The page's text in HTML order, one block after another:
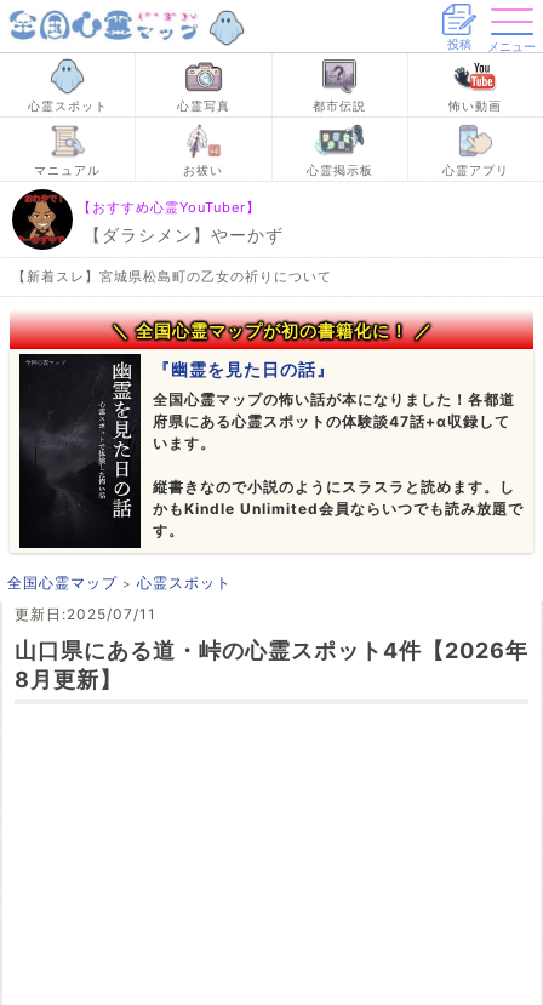
投稿 メニュー
心霊スポット 心霊写真 都市伝説 怖い動画
マニュアル お祓い 心霊掲示板 心霊アプリ
【おすすめ心霊YouTuber】
【ダラシメン】やーかず
【新着スレ】宮城県松島町の乙女の祈りについて
＼ 全国心霊マップが初の書籍化に！ ／
『幽霊を見た日の話』
全国心霊マップの怖い話が本になりました！各都道
府県にある心霊スポットの体験談47話+α収録して
います。
縦書きなので小説のようにスラスラと読めます。し
かもKindle Unlimited会員ならいつでも読み放題で
す。
全国心霊マップ
心霊スポット
更新日:2025/07/11
山口県にある道・峠の心霊スポット4件【2026年
8月更新】